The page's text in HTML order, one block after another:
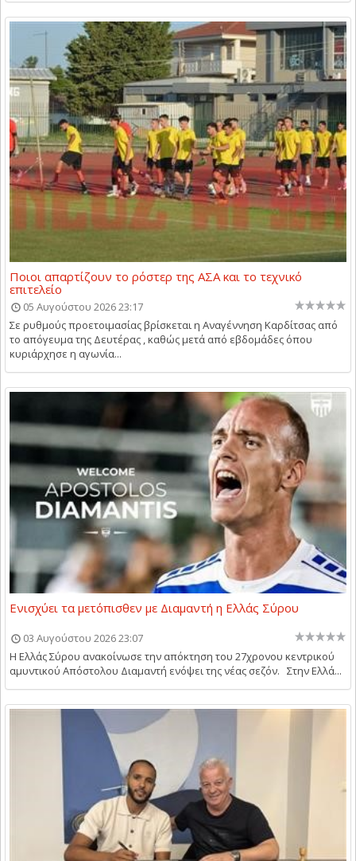
Ποιοι απαρτίζουν το ρόστερ της ΑΣΑ και το τεχνικό
επιτελείο
05 Αυγούστου 2026 23:17
Σε ρυθμούς προετοιμασίας βρίσκεται η Αναγέννηση Καρδίτσας από
το απόγευμα της Δευτέρας , καθώς μετά από εβδομάδες όπου
κυριάρχησε η αγωνία...
Ενισχύει τα μετόπισθεν με Διαμαντή η Ελλάς Σύρου
03 Αυγούστου 2026 23:07
Η Ελλάς Σύρου ανακοίνωσε την απόκτηση του 27χρονου κεντρικού
αμυντικού Απόστολου Διαμαντή ενόψει της νέας σεζόν. Στην Ελλά...